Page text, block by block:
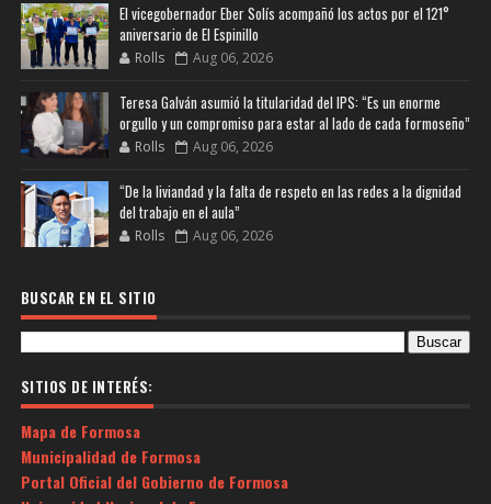
El vicegobernador Eber Solís acompañó los actos por el 121°
aniversario de El Espinillo
Rolls Aug 06, 2026
Teresa Galván asumió la titularidad del IPS: “Es un enorme
orgullo y un compromiso para estar al lado de cada formoseño”
Rolls Aug 06, 2026
“De la liviandad y la falta de respeto en las redes a la dignidad
del trabajo en el aula”
Rolls Aug 06, 2026
BUSCAR EN EL SITIO
SITIOS DE INTERÉS:
Mapa de Formosa
Municipalidad de Formosa
Portal Oficial del Gobierno de Formosa